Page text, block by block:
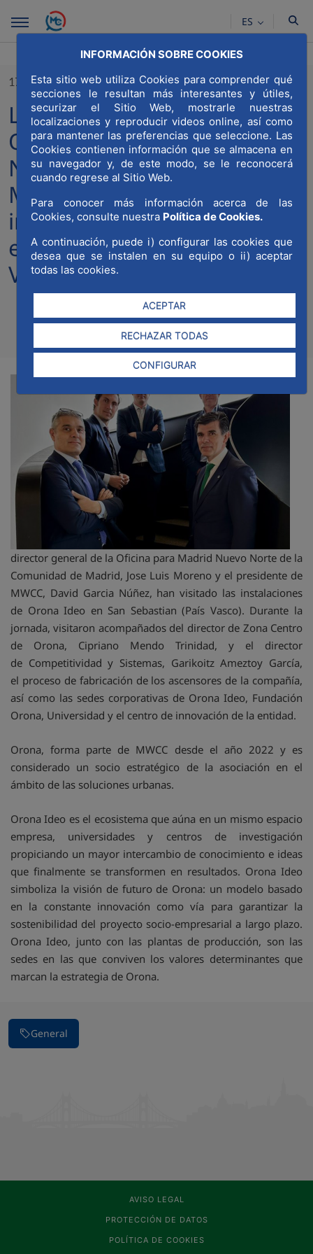
Saltar al contenido principal
INFORMACIÓN SOBRE COOKIES
Esta sitio web utiliza Cookies para comprender qué
secciones le resultan más interesantes y útiles,
securizar el Sitio Web, mostrarle nuestras
localizaciones y reproducir videos online, así como
para mantener las preferencias que seleccione. Las
Cookies contienen información que se almacena en
su navegador y, de este modo, se le reconocerá
cuando regrese al Sitio Web.
Para conocer más información acerca de las
Cookies, consulte nuestra Política de Cookies.
A continuación, puede i) configurar las cookies que
desea que se instalen en su equipo o ii) aceptar
todas las cookies.
ACEPTAR
RECHAZAR TODAS
CONFIGURAR
ES
17/01/2023
La Dirección General de la
Oficina para Madrid Nuevo
Norte de la Comunidad de
Madrid y MWCC visita las
instalaciones de Orona Ideo
en San Sebastian (País
Vasco)
director general de la Oficina para Madrid Nuevo Norte de la
Comunidad de Madrid, Jose Luis Moreno y el presidente de
MWCC, David Garcia Núñez, han visitado las instalaciones
de Orona Ideo en San Sebastian (País Vasco). Durante la
jornada, visitaron acompañados del director de Zona Centro
de Orona, Cipriano Mendo Trinidad, y el director
de Competitividad y Sistemas, Garikoitz Ameztoy García,
el proceso de fabricación de los ascensores de la compañía,
así como las sedes corporativas de Orona Ideo, Fundación
Orona, Universidad y el centro de innovación de la entidad.
Orona, forma parte de MWCC desde el año 2022 y es
considerado un socio estratégico de la asociación en el
ámbito de las soluciones urbanas.
Orona Ideo es el ecosistema que aúna en un mismo espacio
empresa, universidades y centros de investigación
propiciando un mayor intercambio de conocimiento e ideas
que finalmente se transformen en resultados. Orona Ideo
simboliza la visión de futuro de Orona: un modelo basado
en la constante innovación como vía para garantizar la
sostenibilidad del proyecto socio-empresarial a largo plazo.
Orona Ideo, junto con las plantas de producción, son las
sedes en las que conviven los valores determinantes que
marcan la estrategia de Orona.
General
AVISO LEGAL
PROTECCIÓN DE DATOS
POLÍTICA DE COOKIES